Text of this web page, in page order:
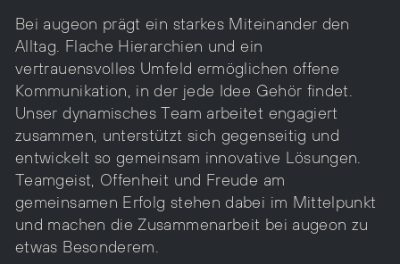
Bei augeon prägt ein starkes Miteinander den
Alltag. Flache Hierarchien und ein
vertrauensvolles Umfeld ermöglichen offene
Kommunikation, in der jede Idee Gehör findet.
Unser dynamisches Team arbeitet engagiert
zusammen, unterstützt sich gegenseitig und
entwickelt so gemeinsam innovative Lösungen.
Teamgeist, Offenheit und Freude am
gemeinsamen Erfolg stehen dabei im Mittelpunkt
und machen die Zusammenarbeit bei augeon zu
etwas Besonderem.